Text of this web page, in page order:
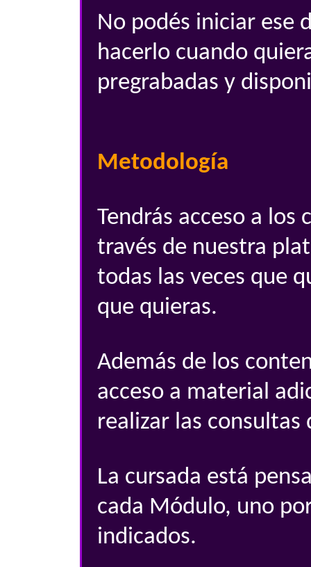
No podés iniciar ese
hacerlo cuando
pregrabadas y
Metodología
Tendrás acceso a los
través de nuestra
todas las veces que
que quieras.
Además de los
acceso a material
realizar las
La cursada está
cada Módulo, uno
indicados.